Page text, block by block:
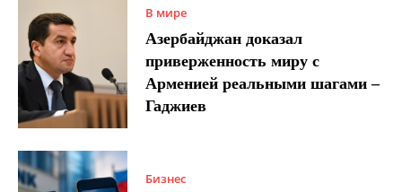
В мире
Азербайджан доказал
приверженность миру с
Арменией реальными шагами –
Гаджиев
Бизнес